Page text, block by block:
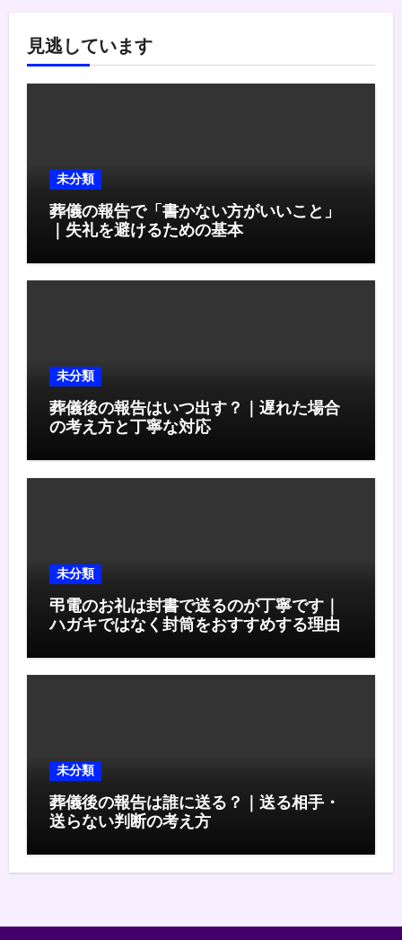
見逃しています
未分類
葬儀の報告で「書かない方がいいこと」
｜失礼を避けるための基本
未分類
葬儀後の報告はいつ出す？｜遅れた場合
の考え方と丁寧な対応
未分類
弔電のお礼は封書で送るのが丁寧です｜
ハガキではなく封筒をおすすめする理由
未分類
葬儀後の報告は誰に送る？｜送る相手・
送らない判断の考え方